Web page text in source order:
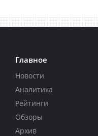
Главное
Новости
Аналитика
Рейтинги
Обзоры
Архив